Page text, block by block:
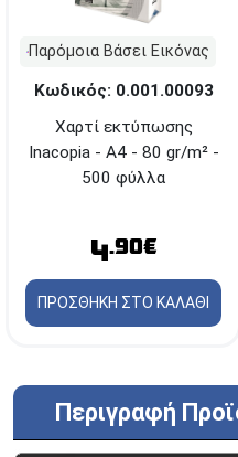
Παρόμοια Βάσει Εικόνας
Κωδικός: 0.001.00093
Χαρτί εκτύπωσης
Inacopia - Α4 - 80 gr/m² -
500 φύλλα
4.90€
ΠΡΟΣΘΗΚΗ ΣΤΟ ΚΑΛΑΘΙ
Περιγραφή